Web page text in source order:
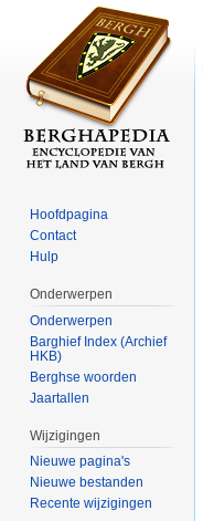
Hoofdpagina
Contact
Hulp
Onderwerpen
Onderwerpen
Barghief Index (Archief
HKB)
Berghse woorden
Jaartallen
Wijzigingen
Nieuwe pagina's
Nieuwe bestanden
Recente wijzigingen